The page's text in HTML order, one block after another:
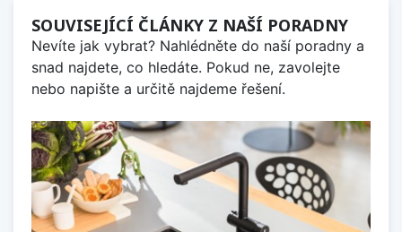
SOUVISEJÍCÍ ČLÁNKY Z NAŠÍ PORADNY
Nevíte jak vybrat? Nahlédněte do naší poradny a
snad najdete, co hledáte. Pokud ne, zavolejte
nebo napište a určitě najdeme řešení.